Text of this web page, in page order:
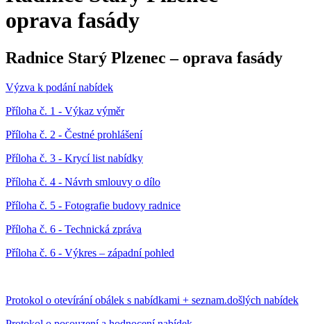
oprava fasády
Radnice Starý Plzenec – oprava fasády
Výzva k podání nabídek
Příloha č. 1 - Výkaz výměr
Příloha č. 2 - Čestné prohlášení
Příloha č. 3 - Krycí list nabídky
Příloha č. 4 - Návrh smlouvy o dílo
Příloha č. 5 - Fotografie budovy radnice
Příloha č. 6 - Technická zpráva
Příloha č. 6 - Výkres – západní pohled
Protokol o otevírání obálek s nabídkami + seznam.došlých nabídek